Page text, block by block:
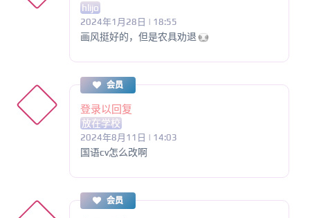
hlijo
2024年1月28日 | 18:55
画风挺好的，但是农具劝退
会员
登录以回复
放在学校
2024年8月11日 | 14:03
国语cv怎么改啊
会员